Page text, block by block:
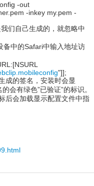
-out
-inkey my.pem -
们自己生成的，就忽略中
备中的Safari中输入地址访
"]];
成的签名，安装时会显
会有绿色”已验证”的标识。
后会加载显示配置文件中指